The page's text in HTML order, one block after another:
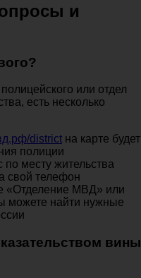
и
или отдел
есть несколько
district на карте будет
полиции
месту жительства
свой телефон
«Отделение МВД» или
можете найти нужные
вины